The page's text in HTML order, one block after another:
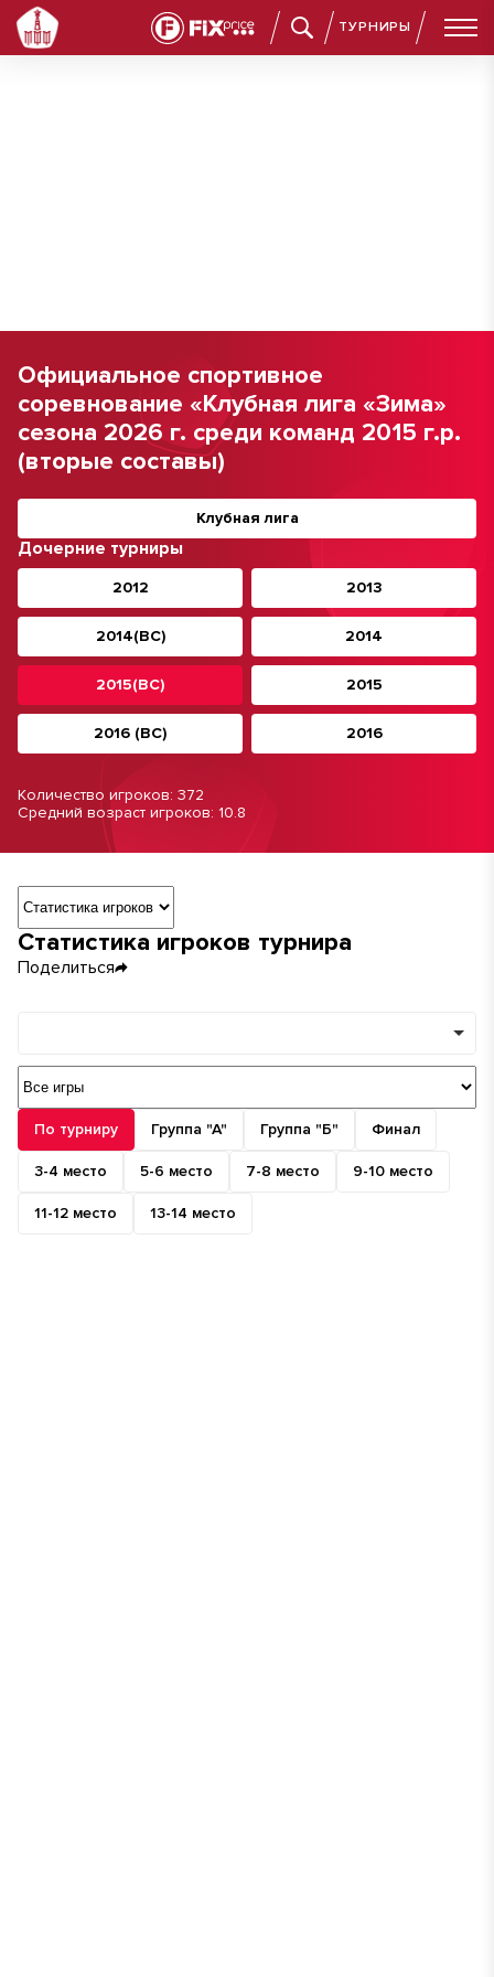
ТУРНИРЫ
Официальное спортивное
соревнование «Клубная лига «Зима»
сезона 2026 г. среди команд 2015 г.р.
(вторые составы)
Клубная лига
Дочерние турниры
2012 2013
2014(ВС) 2014
2015(ВС) 2015
2016 (ВС) 2016
Количество игроков: 372
Средний возраст игроков: 10.8
Навигация по разделам турнира
Статистика игроков турнира
Поделиться
По турниру Группа "А" Группа "Б" Финал
3-4 место 5-6 место 7-8 место 9-10 место
11-12 место 13-14 место